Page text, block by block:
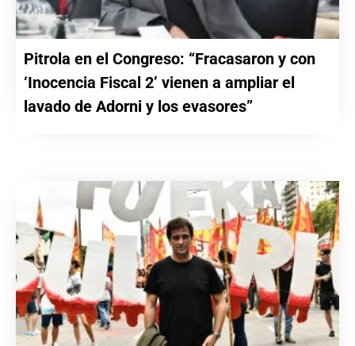
Pitrola en el Congreso: “Fracasaron y con
‘Inocencia Fiscal 2’ vienen a ampliar el
lavado de Adorni y los evasores”